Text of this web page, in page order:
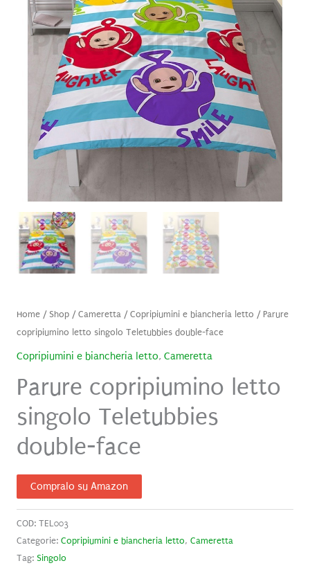
Home/ Shop/Cameretta/Copripiumini e biancheria letto / Parure
copripiumino letto singolo Teletubbies double-face
Copripiumini e biancheria letto, Cameretta
Parure copripiumino letto
singolo Teletubbies
double-face
Compralo su Amazon
COD: TEL003
Categorie: Copripiumini e biancheria letto, Cameretta
Tag: Singolo